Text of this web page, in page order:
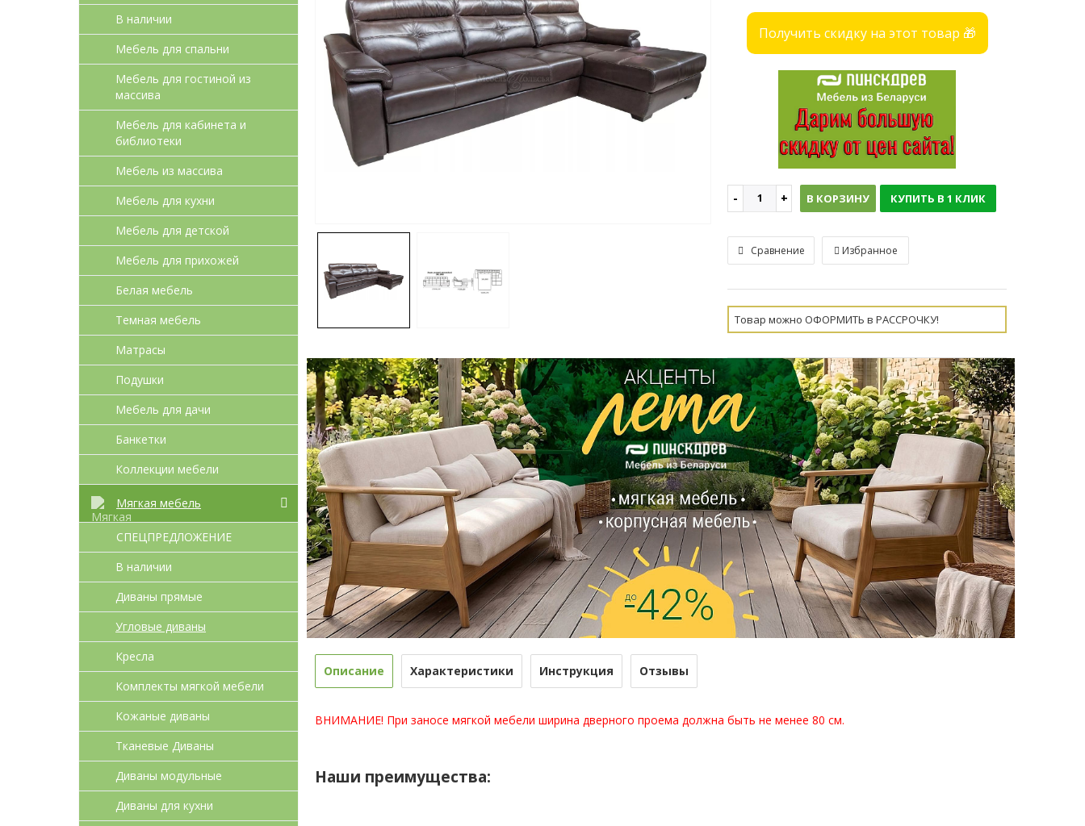
В наличии
Мебель для спальни
Мебель для гостиной из
массива
Мебель для кабинета и
библиотеки
Мебель из массива
Мебель для кухни
Мебель для детcкой
Мебель для прихожей
Белая мебель
Темная мебель
Матрасы
Подушки
Мебель для дачи
Банкетки
Коллекции мебели
Мягкая мебель
СПЕЦПРЕДЛОЖЕНИЕ
В наличии
Диваны прямые
Угловые диваны
Кресла
Комплекты мягкой мебели
Кожаные диваны
Тканевые Диваны
Диваны модульные
Диваны для кухни
Получить скидку на этот товар 🎁
В КОРЗИНУ КУПИТЬ В 1 КЛИК
Сравнение Избранное
Товар можно ОФОРМИТЬ в РАССРОЧКУ!
Описание Характеристики Инструкция Отзывы
ВНИМАНИЕ! При заносе мягкой мебели ширина дверного проема должна быть не менее 80 см.
Наши преимущества: